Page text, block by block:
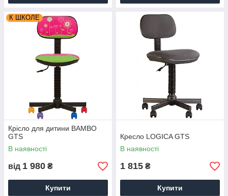
К ШКОЛЕ
Крісло для дитини BAMBO
GTS
В наявності
від 1 980 ₴
Купити
Кресло LOGICA GTS
В наявності
1 815 ₴
Купити